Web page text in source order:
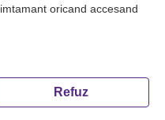
S.R.L. J22/2961/2018
oricand accesand
Refuz